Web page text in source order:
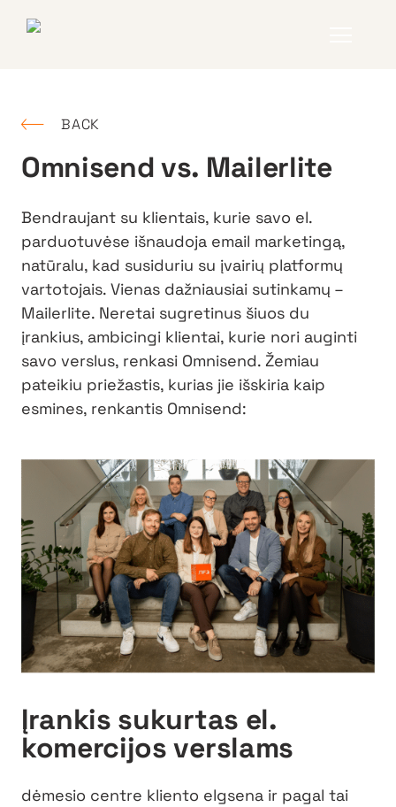
BACK
Omnisend vs. Mailerlite
Bendraujant su klientais, kurie savo el.
parduotuvėse išnaudoja email marketingą,
natūralu, kad susiduriu su įvairių platformų
vartotojais. Vienas dažniausiai sutinkamų –
Mailerlite. Neretai sugretinus šiuos du
įrankius, ambicingi klientai, kurie nori auginti
savo verslus, renkasi Omnisend. Žemiau
pateikiu priežastis, kurias jie išskiria kaip
esmines, renkantis Omnisend:
Įrankis sukurtas el.
komercijos verslams
dėmesio centre kliento elgsena ir pagal tai